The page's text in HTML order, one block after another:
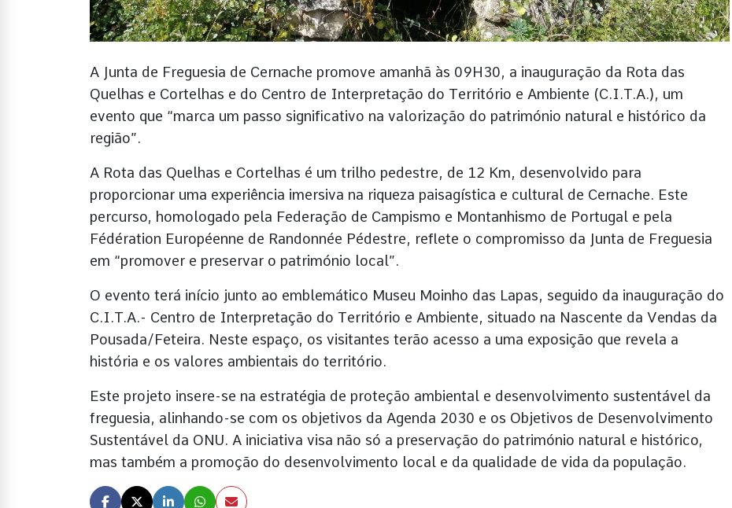
A Junta de Freguesia de Cernache promove amanhã às 09H30, a inauguração da Rota das
Quelhas e Cortelhas e do Centro de Interpretação do Território e Ambiente (C.I.T.A.), um
evento que “marca um passo significativo na valorização do património natural e histórico da
região”.
A Rota das Quelhas e Cortelhas é um trilho pedestre, de 12 Km, desenvolvido para
proporcionar uma experiência imersiva na riqueza paisagística e cultural de Cernache. Este
percurso, homologado pela Federação de Campismo e Montanhismo de Portugal e pela
Fédération Européenne de Randonnée Pédestre, reflete o compromisso da Junta de Freguesia
em “promover e preservar o património local”.
O evento terá início junto ao emblemático Museu Moinho das Lapas, seguido da inauguração do
C.I.T.A.- Centro de Interpretação do Território e Ambiente, situado na Nascente da Vendas da
Pousada/Feteira. Neste espaço, os visitantes terão acesso a uma exposição que revela a
história e os valores ambientais do território.
Este projeto insere-se na estratégia de proteção ambiental e desenvolvimento sustentável da
freguesia, alinhando-se com os objetivos da Agenda 2030 e os Objetivos de Desenvolvimento
Sustentável da ONU. A iniciativa visa não só a preservação do património natural e histórico,
mas também a promoção do desenvolvimento local e da qualidade de vida da população.